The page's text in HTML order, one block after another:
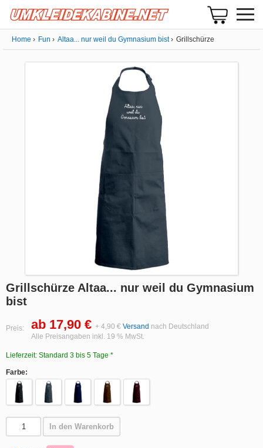
Home Fun Altaa... nur weil du Gymnasium bist Grillschürze
Grillschürze Altaa... nur weil du Gymnasium
bist
Preis: ab 17,90 € + 4,90 € Versand nach Deutschland
Alle Preisangaben inkl. 19 % MwSt.
Lieferzeit: Standard 3 bis 5 Tage *
Farbe:
In den Warenkorb